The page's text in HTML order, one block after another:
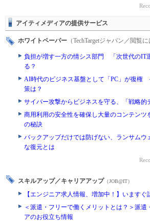
アイティメディアの提供サービス
ホワイトペーパー （TechTargetジャパン／閲覧に
負担が増す一方の情シス部門 「次世代のIT
る？
AI時代のビジネス基盤として「PC」が復権
策は？
サイバー攻撃からビジネスを守る、「戦略的
商用利用の安全性を確保し大量のコンテンツ
の秘訣
バックアップだけでは防げない、ランサムウ
な復元とは
スキルアップ／キャリアアップ （JOB@IT）
【エンジニア求人情報、増加中！】います
＜派遣・フリーで働くメリットとは？＞派遣
アのお役立ち情報